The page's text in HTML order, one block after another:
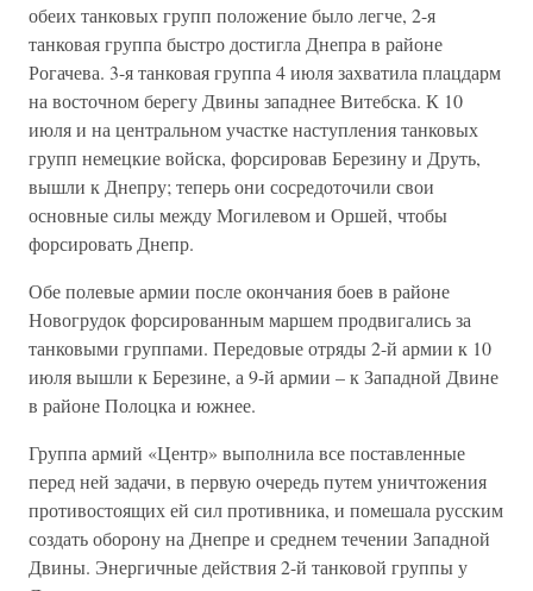
обеих танковых групп положение было легче, 2-я
танковая группа быстро достигла Днепра в районе
Рогачева. 3-я танковая группа 4 июля захватила плацдарм
на восточном берегу Двины западнее Витебска. К 10
июля и на центральном участке наступления танковых
групп немецкие войска, форсировав Березину и Друть,
вышли к Днепру; теперь они сосредоточили свои
основные силы между Могилевом и Оршей, чтобы
форсировать Днепр.
Обе полевые армии после окончания боев в районе
Новогрудок форсированным маршем продвигались за
танковыми группами. Передовые отряды 2-й армии к 10
июля вышли к Березине, а 9-й армии – к Западной Двине
в районе Полоцка и южнее.
Группа армий «Центр» выполнила все поставленные
перед ней задачи, в первую очередь путем уничтожения
противостоящих ей сил противника, и помешала русским
создать оборону на Днепре и среднем течении Западной
Двины. Энергичные действия 2-й танковой группы у